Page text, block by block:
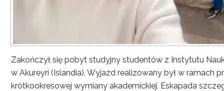
Zakończył się pobyt studyjny studentów z Instytutu
w Akureyri (Islandia). Wyjazd realizowany był w ramach
krótkookresowej wymiany akademickiej. Eskapada